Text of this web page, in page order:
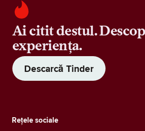
Ai citit destul.
experiența.
Descarcă Tinder
Rețele sociale